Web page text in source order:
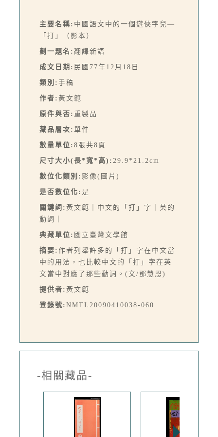
主要名稱: 中國語文中的一個遊俠字兒—
「打」（影本）
劃一題名: 翻譯新語
成文日期: 民國77年12月18日
類別: 手稿
作者: 黃文範
原件與否: 重製品
藏品層次: 單件
數量單位: 8張共8頁
尺寸大小(長*寬*高): 29.9*21.2cm
數位化類別: 影像(圖片)
是否數位化: 是
關鍵詞: 黃文範｜中文的「打」字｜英的
動詞｜
典藏單位: 國立臺灣文學館
摘要: 作者列舉許多的「打」字在中文當
中的用法，也比較中文的「打」字在英
文當中對應了那些動詞。(文/鄧慧恩)
提供者: 黃文範
登錄號: NMTL20090410038-060
-相關藏品-